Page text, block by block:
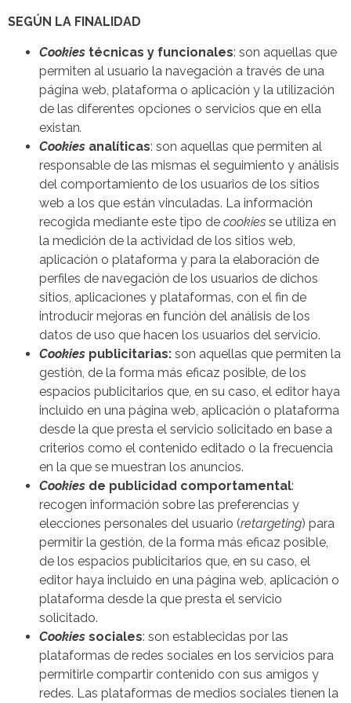
SEGÚN LA FINALIDAD
Cookies técnicas y funcionales: son aquellas que
permiten al usuario la navegación a través de una
página web, plataforma o aplicación y la utilización
de las diferentes opciones o servicios que en ella
existan.
Cookies analíticas: son aquellas que permiten al
responsable de las mismas el seguimiento y análisis
del comportamiento de los usuarios de los sitios
web a los que están vinculadas. La información
recogida mediante este tipo de cookies se utiliza en
la medición de la actividad de los sitios web,
aplicación o plataforma y para la elaboración de
perfiles de navegación de los usuarios de dichos
sitios, aplicaciones y plataformas, con el fin de
introducir mejoras en función del análisis de los
datos de uso que hacen los usuarios del servicio.
Cookies publicitarias: son aquellas que permiten la
gestión, de la forma más eficaz posible, de los
espacios publicitarios que, en su caso, el editor haya
incluido en una página web, aplicación o plataforma
desde la que presta el servicio solicitado en base a
criterios como el contenido editado o la frecuencia
en la que se muestran los anuncios.
Cookies de publicidad comportamental:
recogen información sobre las preferencias y
elecciones personales del usuario (retargeting) para
permitir la gestión, de la forma más eficaz posible,
de los espacios publicitarios que, en su caso, el
editor haya incluido en una página web, aplicación o
plataforma desde la que presta el servicio
solicitado.
Cookies sociales: son establecidas por las
plataformas de redes sociales en los servicios para
permitirle compartir contenido con sus amigos y
redes. Las plataformas de medios sociales tienen la